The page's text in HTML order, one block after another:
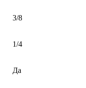
3/8
1/4
Да